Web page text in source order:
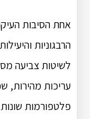
אחת הסיבות
הרבגוניות
לשיטות צביעה
עריכות מהירות,
פלטפורמות